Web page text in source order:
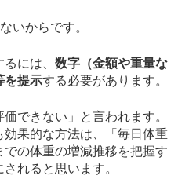
いからです。
には、 数字（金額や重量な
を提示する必要があります。
できない」と言われます。
果的な方法は、「毎日体重
の体重の増減推移を把握す
れると思います。